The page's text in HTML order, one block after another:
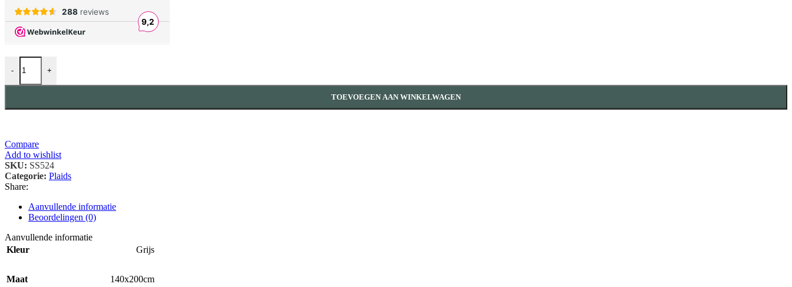
-
Wollen Plaid - VISTA (Grijs-Wit) aantal
+
TOEVOEGEN AAN WINKELWAGEN
Compare
Add to wishlist
SKU: SS524
Categorie: Plaids
Share:
Aanvullende informatie
Beoordelingen (0)
Aanvullende informatie
Kleur
Grijs
Maat 140x200cm